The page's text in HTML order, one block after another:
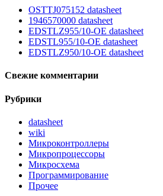
OSTTJ075152 datasheet
1946570000 datasheet
EDSTLZ955/10-OE datasheet
EDSTL955/10-OE datasheet
EDSTLZ950/10-OE datasheet
Свежие комментарии
Рубрики
datasheet
wiki
Микроконтроллеры
Микропроцессоры
Микросхема
Программирование
Прочее